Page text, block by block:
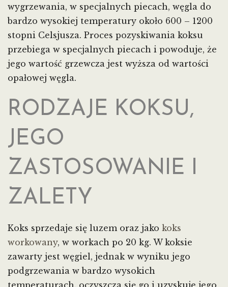
wygrzewania, w specjalnych piecach, węgla do
bardzo wysokiej temperatury około 600 – 1200
stopni Celsjusza. Proces pozyskiwania koksu
przebiega w specjalnych piecach i powoduje, że
jego wartość grzewcza jest wyższa od wartości
opałowej węgla.
RODZAJE KOKSU,
JEGO
ZASTOSOWANIE I
ZALETY
Koks sprzedaje się luzem oraz jako koks
workowany, w workach po 20 kg. W koksie
zawarty jest węgiel, jednak w wyniku jego
podgrzewania w bardzo wysokich